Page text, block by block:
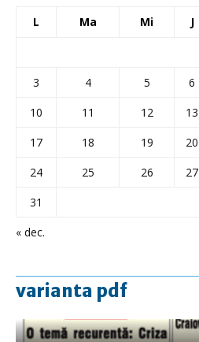
L Ma Mi J
« dec.
3
4 5 6
10
11 12 13
17
18 19 20
24
25 26 27
31
varianta pdf